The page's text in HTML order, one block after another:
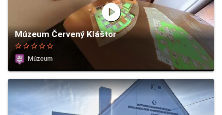
play_circle
Múzeum Červený Kláštor
star_borderstar_borderstar_borderstar_borderstar_border
Múzeum